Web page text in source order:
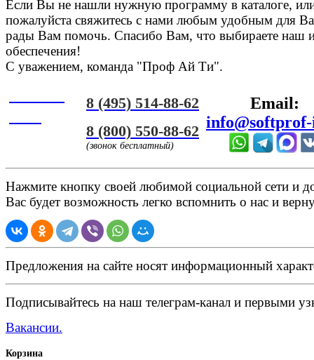
Если Вы не нашли нужную программу в каталоге,
пожалуйста свяжитесь с нами любым удобным для
рады Вам помочь. Спасибо Вам, что выбираете наш
обеспечения!
С уважением, команда "Проф Ай Ти".
8 (495) 514-88-62
8 (800) 550-88-62
(звонок бесплатный)
Email:
Нажмите кнопку своей любимой социальной сети и
Вас будет возможность легко вспомнить о нас и
Предложения на сайте носят информационный
Подписывайтесь на наш телеграм-канал и первыми
Вакансии.
Корзина